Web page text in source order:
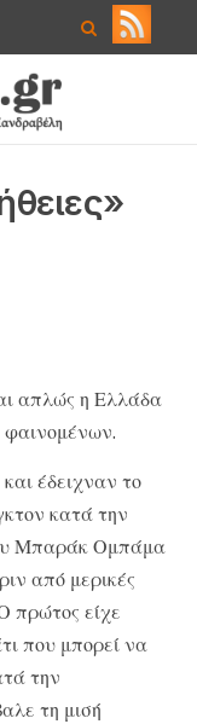
απλώς η Ελλάδα
έδειχναν το
κατά την
Μπαράκ Ομπάμα
από μερικές
πρώτος είχε
που μπορεί να
την
τη μισή